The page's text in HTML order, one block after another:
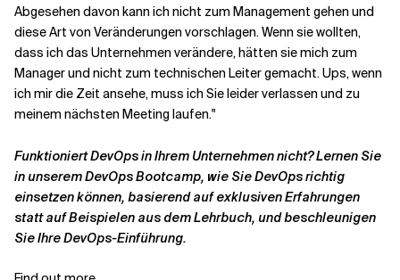
Abgesehen davon kann ich nicht zum Management gehen und
diese Art von Veränderungen vorschlagen. Wenn sie wollten,
dass ich das Unternehmen verändere, hätten sie mich zum
Manager und nicht zum technischen Leiter gemacht. Ups, wenn
ich mir die Zeit ansehe, muss ich Sie leider verlassen und zu
meinem nächsten Meeting laufen."
Funktioniert DevOps in Ihrem Unternehmen nicht? Lernen Sie
in unserem DevOps Bootcamp, wie Sie DevOps richtig
einsetzen können, basierend auf exklusiven Erfahrungen
statt auf Beispielen aus dem Lehrbuch, und beschleunigen
Sie Ihre DevOps-Einführung.